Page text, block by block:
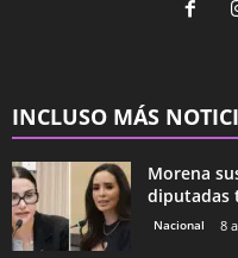
INCLUSO MÁS
Morena
diputadas
Nacional 8